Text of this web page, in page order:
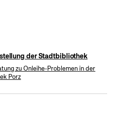
der Stadtbibliothek
zu Onleihe-Problemen in der
Porz